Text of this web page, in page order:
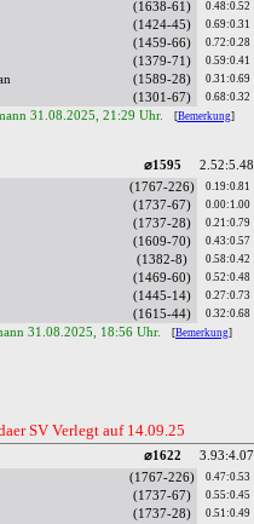
(1638-61) 0.48:0.52
(1424-45) 0.69:0.31
(1459-66) 0.72:0.28
(1379-71) 0.59:0.41
(1589-28) 0.31:0.69
(1301-67) 0.68:0.32
31.08.2025, 21:29 Uhr. [Bemerkung]
⌀1595
2.52:5.48
(1767-226) 0.19:0.81
(1737-67) 0.00:1.00
(1737-28) 0.21:0.79
(1609-70) 0.43:0.57
(1382-8) 0.58:0.42
(1469-60) 0.52:0.48
(1445-14) 0.27:0.73
(1615-44) 0.32:0.68
31.08.2025, 18:56 Uhr. [Bemerkung]
SV Verlegt auf 14.09.25
⌀1622
3.93:4.07
(1767-226) 0.47:0.53
(1737-67) 0.55:0.45
(1737-28) 0.51:0.49